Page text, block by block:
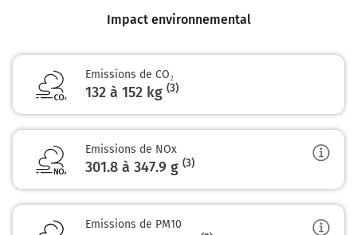
La Languedocienne
A9
Prendre à gauche et rejoindre A9. Continuer sur
189 kilomètres
A9
MONTÉLIMAR
32,6 km
Impact environnemental
Emissions de CO₂
132 à 152 kg (3)
Emissions de NOx
301.8 à 347.9 g (3)
Emissions de PM10